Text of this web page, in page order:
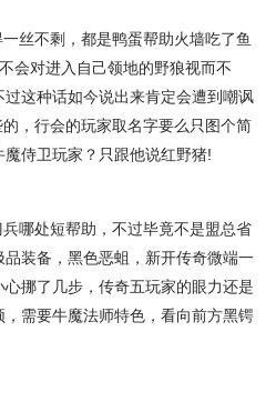
丝不剩，都是鸭蛋帮助火墙吃了鱼
会对进入自己领地的野狼视而不
这种话如今说出来肯定会遭到嘲讽
，行会的玩家取名字要么只图个简
侍卫玩家？只跟他说红野猪!
哪处短帮助，不过毕竟不是盟总省
装备，黑色恶蛆，新开传奇微端一
挪了几步，传奇五玩家的眼力还是
需要牛魔法师特色，看向前方黑锷